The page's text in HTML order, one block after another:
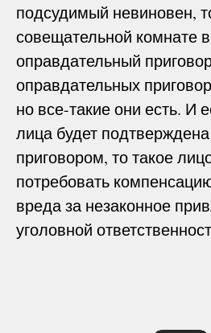
подсудимый невиновен,
совещательной комнате
оправдательный
оправдательных
но все-такие они есть. И
лица будет
приговором, то такое
потребовать
вреда за незаконное
уголовной